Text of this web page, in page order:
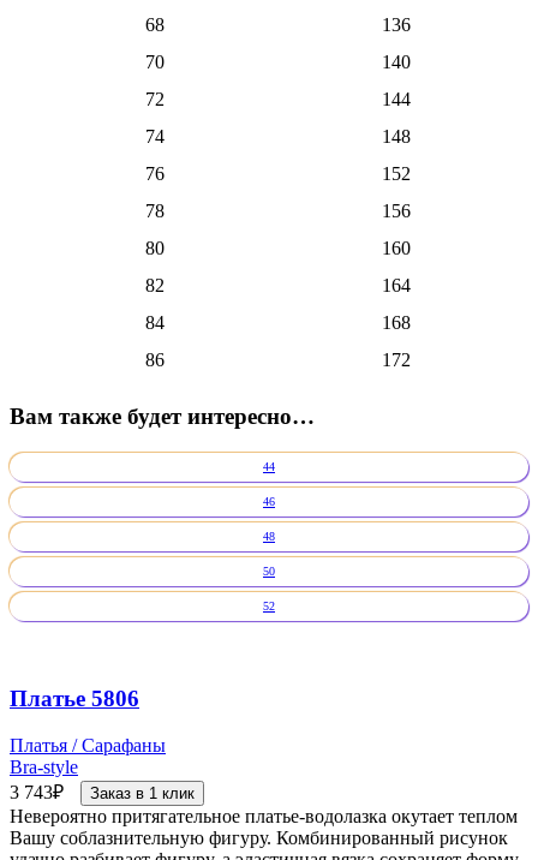
68
136
70
140
72
144
74
148
76
152
78
156
80
160
82
164
84
168
86
172
Вам также будет интересно…
44
46
48
50
52
Платье 5806
Платья / Сарафаны
Bra-style
3 743₽ Заказ в 1 клик
Невероятно притягательное платье-водолазка окутает теплом
Вашу соблазнительную фигуру. Комбинированный рисунок